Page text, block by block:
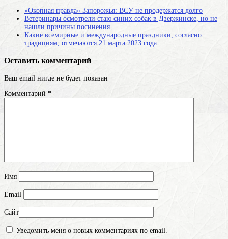
«Окопная правда» Запорожья: ВСУ не продержатся долго
Ветеринары осмотрели стаю синих собак в Дзержинске, но не
нашли причины посинения
Какие всемирные и международные праздники, согласно
традициям, отмечаются 21 марта 2023 года
Оставить комментарий
Ваш email нигде не будет показан
Комментарий *
Имя
Email
Сайт
Уведомить меня о новых комментариях по email.